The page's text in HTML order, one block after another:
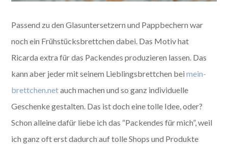
Passend zu den Glasuntersetzern und Pappbechern war
noch ein Frühstücksbrettchen dabei. Das Motiv hat
Ricarda extra für das Packendes produzieren lassen. Das
kann aber jeder mit seinem Lieblingsbrettchen beimein-
brettchen.netauch machen und so ganz individuelle
Geschenke gestalten. Das ist doch eine tolle Idee, oder?
Schon alleine dafür liebe ich das “Packendes für mich”, weil
ich ganz oft erst dadurch auf tolle Shops und Produkte